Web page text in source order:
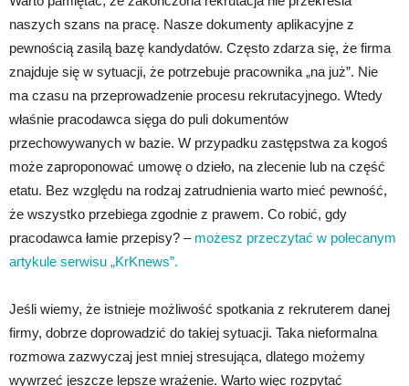
naszych szans na pracę. Nasze dokumenty aplikacyjne z
pewnością zasilą bazę kandydatów. Często zdarza się, że firma
znajduje się w sytuacji, że potrzebuje pracownika „na już”. Nie
ma czasu na przeprowadzenie procesu rekrutacyjnego. Wtedy
właśnie pracodawca sięga do puli dokumentów
przechowywanych w bazie. W przypadku zastępstwa za kogoś
może zaproponować umowę o dzieło, na zlecenie lub na część
etatu. Bez względu na rodzaj zatrudnienia warto mieć pewność,
że wszystko przebiega zgodnie z prawem. Co robić, gdy
pracodawca łamie przepisy? – możesz przeczytać w polecanym
artykule serwisu „KrKnews”.
Jeśli wiemy, że istnieje możliwość spotkania z rekruterem danej
firmy, dobrze doprowadzić do takiej sytuacji. Taka nieformalna
rozmowa zazwyczaj jest mniej stresująca, dlatego możemy
wywrzeć jeszcze lepsze wrażenie. Warto więc rozpytać